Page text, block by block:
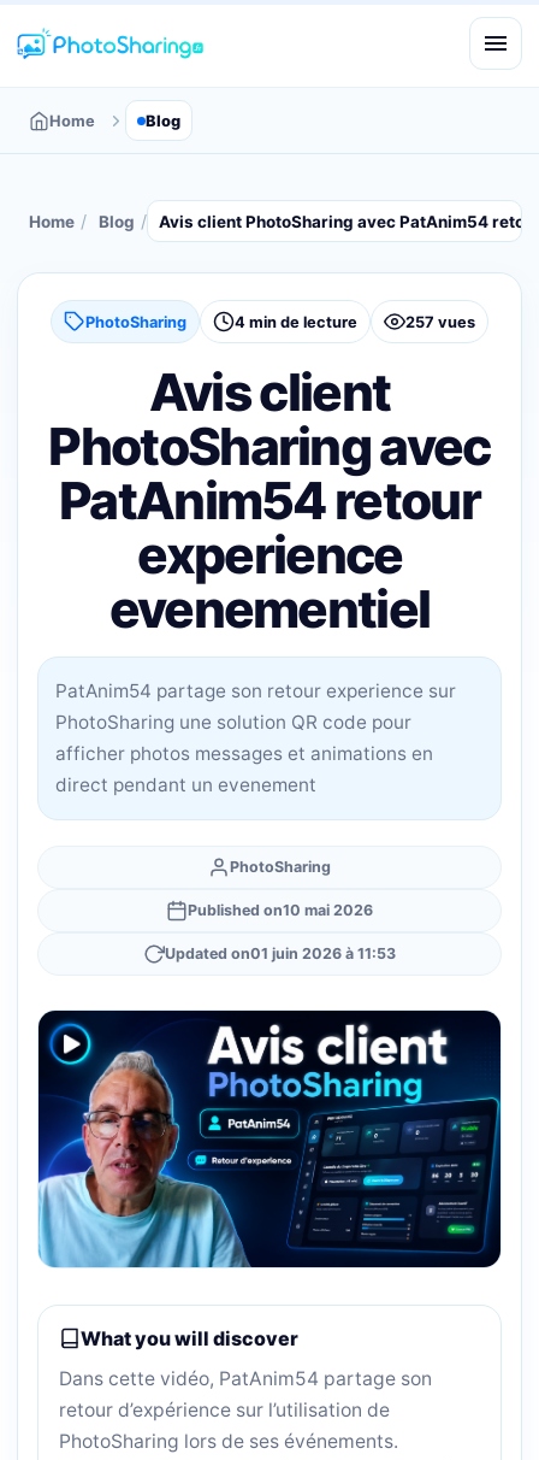
Home Blog
Home / Blog / Avis client PhotoSharing avec PatAnim54
PhotoSharing 4 min de lecture 257 vues
Avis client
PhotoSharing avec
PatAnim54 retour
experience
evenementiel
PatAnim54 partage son retour experience sur
PhotoSharing une solution QR code pour
afficher photos messages et animations en
direct pendant un evenement
PhotoSharing
Published on10 mai 2026
Updated on01 juin 2026 à 11:53
What you will discover
Dans cette vidéo, PatAnim54 partage son
retour d’expérience sur l’utilisation de
PhotoSharing lors de ses événements.